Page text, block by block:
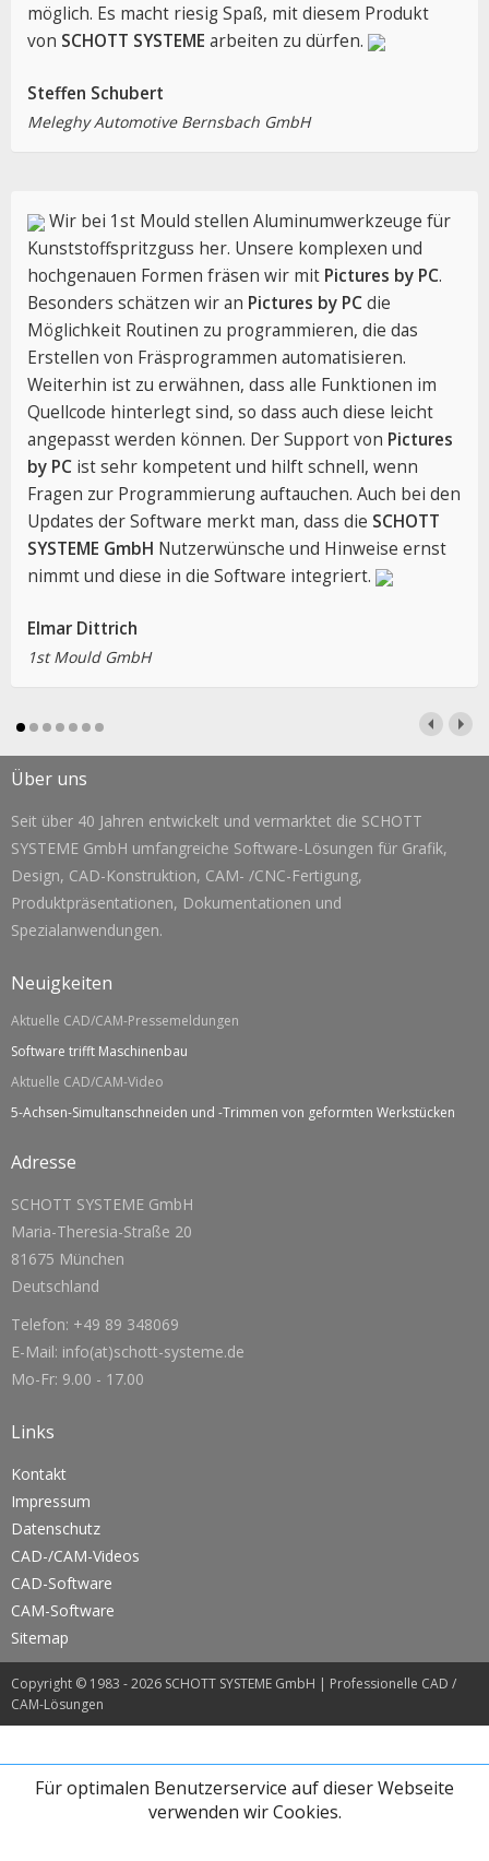
möglich. Es macht riesig Spaß, mit diesem Produkt
von SCHOTT SYSTEME arbeiten zu dürfen.
Steffen Schubert
Meleghy Automotive Bernsbach GmbH
Wir bei 1st Mould stellen Aluminumwerkzeuge für
Kunststoffspritzguss her. Unsere komplexen und
hochgenauen Formen fräsen wir mit Pictures by PC.
Besonders schätzen wir an Pictures by PCdie
Möglichkeit Routinen zu programmieren, die das
Erstellen von Fräsprogrammen automatisieren.
Weiterhin ist zu erwähnen, dass alle Funktionen im
Quellcode hinterlegt sind, so dass auch diese leicht
angepasst werden können. Der Support von Pictures
by PC ist sehr kompetent und hilft schnell, wenn
Fragen zur Programmierung auftauchen. Auch bei den
Updates der Software merkt man, dass die SCHOTT
SYSTEME GmbH Nutzerwünsche und Hinweise ernst
nimmt und diese in die Software integriert.
Elmar Dittrich
1st Mould GmbH
Über uns
Seit über 40 Jahren entwickelt und vermarktet die SCHOTT
SYSTEME GmbH umfangreiche Software-Lösungen für Grafik,
Design, CAD-Konstruktion, CAM- /CNC-Fertigung,
Produktpräsentationen, Dokumentationen und
Spezialanwendungen.
Neuigkeiten
Aktuelle CAD/CAM-Pressemeldungen
Software trifft Maschinenbau
Aktuelle CAD/CAM-Video
5-Achsen-Simultanschneiden und -Trimmen von geformten Werkstücken
Adresse
SCHOTT SYSTEME GmbH
Maria-Theresia-Straße 20
81675 München
Deutschland
Telefon: +49 89 348069
E-Mail: info(at)schott-systeme.de
Mo-Fr: 9.00 - 17.00
Links
Kontakt
Impressum
Datenschutz
CAD-/CAM-Videos
CAD-Software
CAM-Software
Sitemap
Copyright © 1983 - 2026 SCHOTT SYSTEME GmbH | Professionelle CAD /
CAM-Lösungen
Für optimalen Benutzerservice auf dieser Webseite
verwenden wir Cookies.